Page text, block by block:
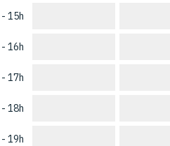
15h
16h
17h
18h
19h